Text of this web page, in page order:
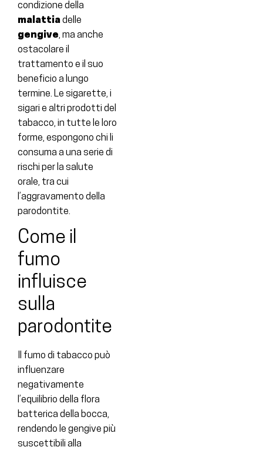
condizione della
malattiadelle
gengive, ma anche
ostacolare il
trattamento e il suo
beneficio a lungo
termine. Le sigarette, i
sigari e altri prodotti del
tabacco, in tutte le loro
forme, espongono chi li
consuma a una serie di
rischi per la salute
orale, tra cui
l’aggravamento della
parodontite.
Come il
fumo
influisce
sulla
parodontite
Il fumo di tabacco può
influenzare
negativamente
l’equilibrio della flora
batterica della bocca,
rendendo le gengive più
suscettibili alla